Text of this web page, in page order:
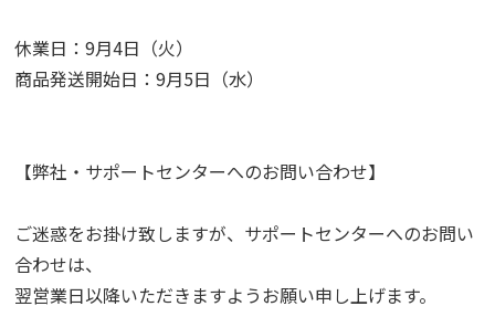
休業日：9月4日（火）
商品発送開始日：9月5日（水）
【弊社・サポートセンターへのお問い合わせ】
ご迷惑をお掛け致しますが、サポートセンターへのお問い
合わせは、
翌営業日以降いただきますようお願い申し上げます。